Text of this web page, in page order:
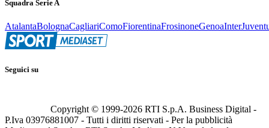
Squadra Serie A
AtalantaBolognaCagliariComoFiorentinaFrosinoneGenoaInter
Seguici su
Copyright © 1999-2026 RTI S.p.A. Business Digital -
P.Iva 03976881007 - Tutti i diritti riservati - Per la pubblicità